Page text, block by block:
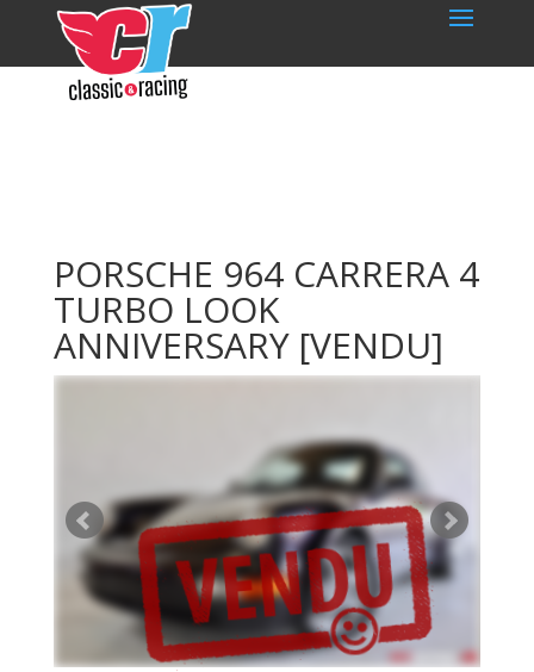
PORSCHE 964 CARRERA 4
TURBO LOOK
ANNIVERSARY [VENDU]